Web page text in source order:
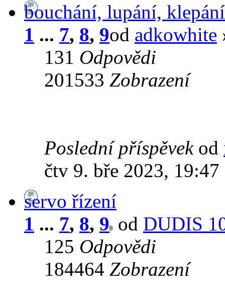
bouchání, lupání,
1 ... 7, 8, 9od adkowhite
131 Odpovědi
201533 Zobrazení
Poslední příspěvek od
čtv 9. bře 2023, 19:47
servo řízení
1 ... 7, 8, 9 od DUDIS
125 Odpovědi
184464 Zobrazení